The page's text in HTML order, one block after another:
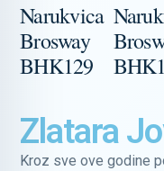
Narukvica
Brosway
BHK129
Zlatara
Kroz sve ove godine